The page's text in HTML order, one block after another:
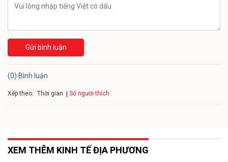
Gửi bình luận
(0) Bình luận
Xếp theo: Thời gian Số người thích
XEM THÊM KINH TẾ ĐỊA PHƯƠNG